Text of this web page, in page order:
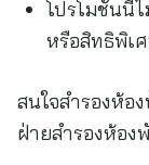
โปรโมชั่นนี้
หรือสิทธิพิเ
สนใจสำรองห้อ
ฝ่ายสำรองห้อง